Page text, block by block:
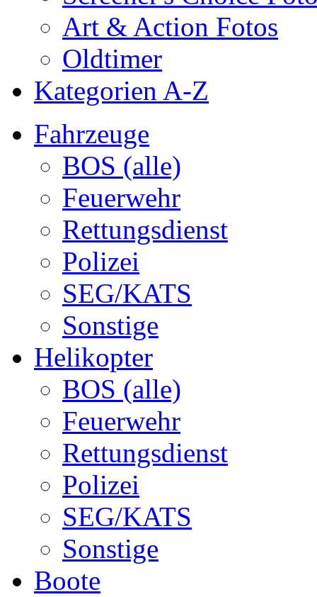
Art & Action Fotos
Oldtimer
Kategorien A-Z
Fahrzeuge
BOS (alle)
Feuerwehr
Rettungsdienst
Polizei
SEG/KATS
Sonstige
Helikopter
BOS (alle)
Feuerwehr
Rettungsdienst
Polizei
SEG/KATS
Sonstige
Boote